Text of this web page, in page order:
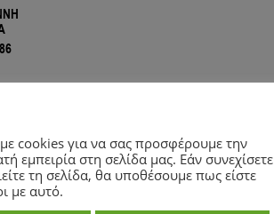
cookies για να σας προσφέρουμε την
εμπειρία στη σελίδα μας. Εάν συνεχίσετε
τη σελίδα, θα υποθέσουμε πως είστε
με αυτό.